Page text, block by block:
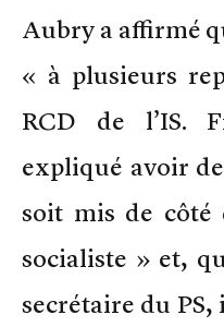
Aubry a affirmé
« à plusieurs
RCD de l’IS.
expliqué avoir
soit mis de côté
socialiste » et,
secrétaire du